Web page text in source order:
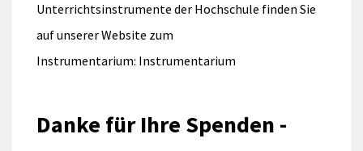
Unterrichtsinstrumente der Hochschule finden Sie
auf unserer Website zum
Instrumentarium: Instrumentarium
Danke für Ihre Spenden -